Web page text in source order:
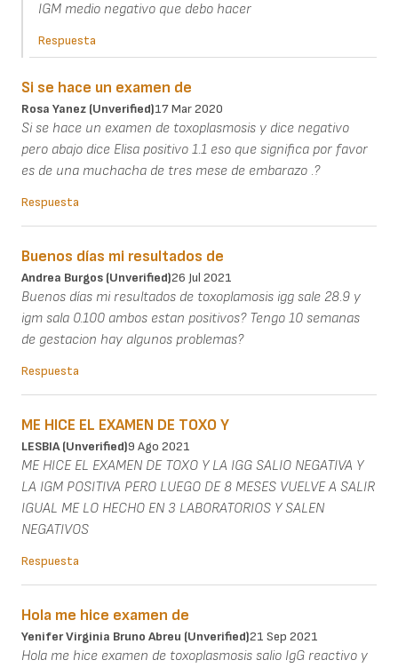
IGM medio negativo que debo hacer
Respuesta
Si se hace un examen de
Rosa Yanez (unverified)17 Mar 2020
Si se hace un examen de toxoplasmosis y dice negativo
pero abajo dice Elisa positivo 1.1 eso que significa por favor
es de una muchacha de tres mese de embarazo .?
Respuesta
Buenos días mi resultados de
Andrea Burgos (unverified)26 Jul 2021
Buenos días mi resultados de toxoplamosis igg sale 28.9 y
igm sala 0.100 ambos estan positivos? Tengo 10 semanas
de gestacion hay algunos problemas?
Respuesta
ME HICE EL EXAMEN DE TOXO Y
LESBIA (unverified)9 Ago 2021
ME HICE EL EXAMEN DE TOXO Y LA IGG SALIO NEGATIVA Y
LA IGM POSITIVA PERO LUEGO DE 8 MESES VUELVE A SALIR
IGUAL ME LO HECHO EN 3 LABORATORIOS Y SALEN
NEGATIVOS
Respuesta
Hola me hice examen de
Yenifer Virginia Bruno Abreu (unverified)21 Sep 2021
Hola me hice examen de toxoplasmosis salio IgG reactivo y